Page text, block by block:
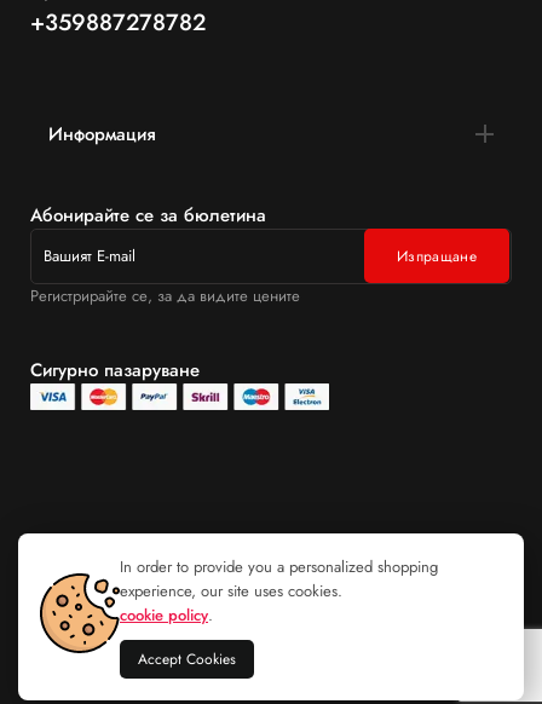
+359887278782
Информация
Абонирайте се за бюлетина
Регистрирайте се, за да видите цените
Сигурно пазаруване
In order to provide you a personalized shopping
experience, our site uses cookies.
cookie policy.
Accept Cookies